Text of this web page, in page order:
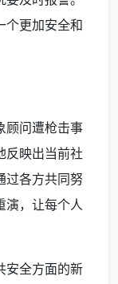
个更加安全和
顾问遭枪击事
反映出当前社
过各方共同努
演，让每个人
安全方面的新